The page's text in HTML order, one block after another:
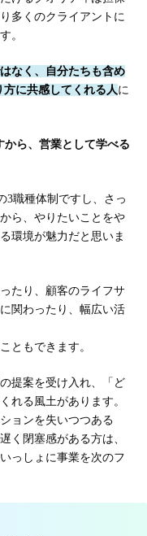
多くのクライアントに
。
なく、自分たちも含め
に共感してくれる人に
ら、営業として学べる
3職種体制ですし、さっ
ら、やりたいことをや
環境が魅力だと思いま
たり、顧客のライフサ
関わったり、幅広い活
ともできます。
提案を受け入れ、「ど
れる風土があります。
ョンを失いつつある
く閉塞感がある方は、
っしょに事業を次のフ